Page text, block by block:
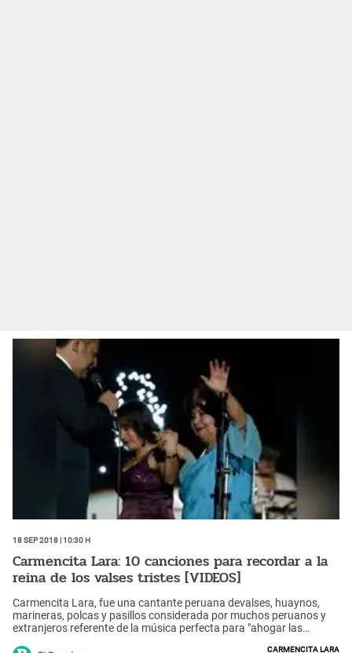
18 Sep 2018 | 10:30 h
Carmencita Lara: 10 canciones para recordar a la
reina de los valses tristes [VIDEOS]
Carmencita Lara, fue una cantante peruana devalses, huaynos,
marineras, polcas y pasillos considerada por muchos peruanos y
extranjeros referente de la música perfecta para "ahogar las
Carmencita Lara